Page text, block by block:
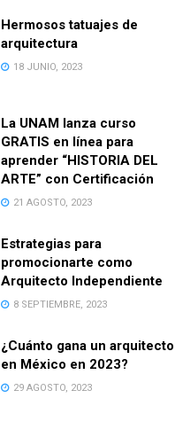
Hermosos tatuajes de
arquitectura
18 JUNIO, 2023
La UNAM lanza curso
GRATIS en línea para
aprender “HISTORIA DEL
ARTE” con Certificación
21 AGOSTO, 2023
Estrategias para
promocionarte como
Arquitecto Independiente
8 SEPTIEMBRE, 2023
¿Cuánto gana un arquitecto
en México en 2023?
29 AGOSTO, 2023